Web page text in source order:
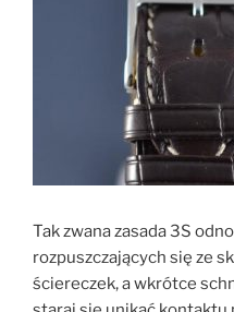
Tak zwana zasada 3S
rozpuszczających się ze
ściereczek, a wkrótce